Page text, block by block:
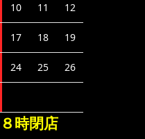
10 11 12
17 18 19
24 25 26
時閉店